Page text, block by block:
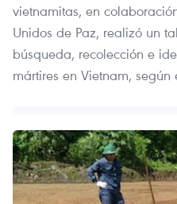
vietnamitas, en
Unidos de Paz, realizó un
búsqueda, recolección e
mártires en Vietnam,